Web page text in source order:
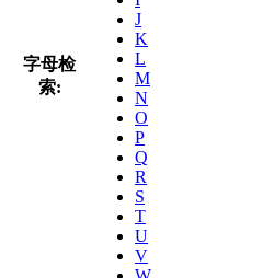
字母检
索:
J
K
L
M
N
O
P
Q
R
S
T
U
V